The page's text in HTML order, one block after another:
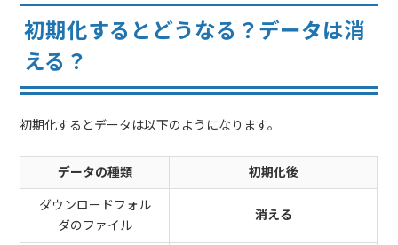
初期化するとどうなる？データは消
える？
初期化するとデータは以下のようになります。
データの種類
初期化後
ダウンロードフォル
ダのファイル
消える